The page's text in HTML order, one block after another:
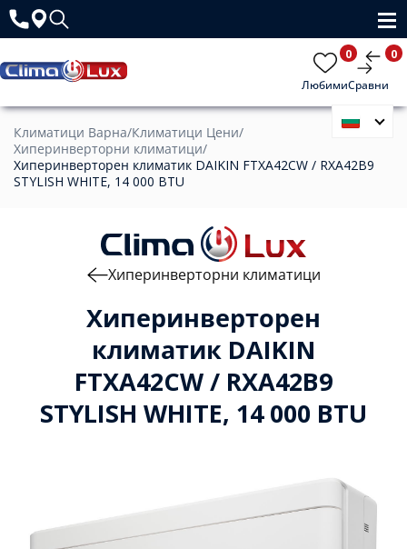
Любими
0
Сравни
0
Климатици Варна/Климатици Цени/
Хиперинверторни климатици/
Хиперинверторен климатик DAIKIN FTXA42CW / RXA42B9
STYLISH WHITE, 14 000 BTU
Хиперинверторен
климатик DAIKIN
FTXA42CW / RXA42B9
STYLISH WHITE, 14 000 BTU
Хиперинверторни климатици